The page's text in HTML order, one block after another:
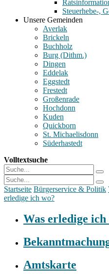
Steuerhebe-,
Unsere Gemeinden
Averlak
Brickeln
Buchholz
Burg (Dithm.)
Dingen
Eddelak
Eggstedt
Frestedt
Großenrade
Hochdonn
Kuden
Quickborn
St. Michaelisdonn
Süderhastedt
Volltextsuche
Startseite Bürgerservice & Politik
erledige ich wo?
Was erledige ich
Amtskarte